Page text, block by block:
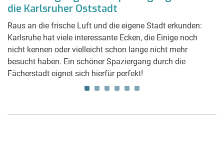
die Karlsruher Oststadt
Raus an die frische Luft und die eigene Stadt erkunden:
Karlsruhe hat viele interessante Ecken, die Einige noch
nicht kennen oder vielleicht schon lange nicht mehr
besucht haben. Ein schöner Spaziergang durch die
Fächerstadt eignet sich hierfür perfekt!